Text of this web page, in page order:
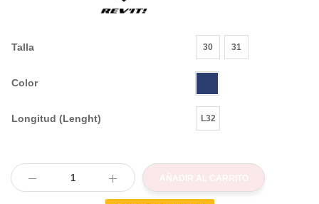
Talla 30 31
Color
Longitud (Lenght) L32